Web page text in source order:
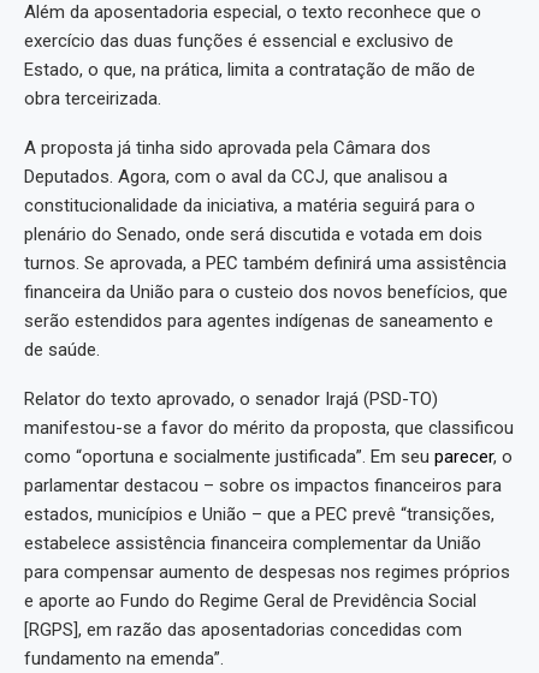
Além da aposentadoria especial, o texto reconhece que o
exercício das duas funções é essencial e exclusivo de
Estado, o que, na prática, limita a contratação de mão de
obra terceirizada.
A proposta já tinha sido aprovada pela Câmara dos
Deputados. Agora, com o aval da CCJ, que analisou a
constitucionalidade da iniciativa, a matéria seguirá para o
plenário do Senado, onde será discutida e votada em dois
turnos. Se aprovada, a PEC também definirá uma assistência
financeira da União para o custeio dos novos benefícios, que
serão estendidos para agentes indígenas de saneamento e
de saúde.
Relator do texto aprovado, o senador Irajá (PSD-TO)
manifestou-se a favor do mérito da proposta, que classificou
como “oportuna e socialmente justificada”. Em seu parecer, o
parlamentar destacou – sobre os impactos financeiros para
estados, municípios e União – que a PEC prevê “transições,
estabelece assistência financeira complementar da União
para compensar aumento de despesas nos regimes próprios
e aporte ao Fundo do Regime Geral de Previdência Social
[RGPS], em razão das aposentadorias concedidas com
fundamento na emenda”.